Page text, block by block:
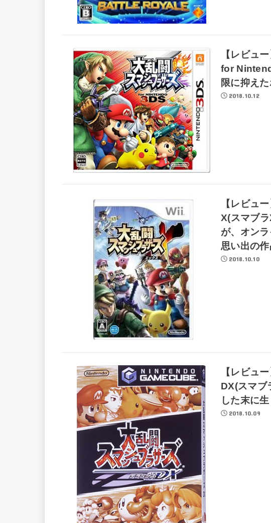
【レビュ
for
限に抑え
2018.10.12
【レビュ
X(スマブ
が、オン
思い出の
2018.10.10
【レビュ
DX(スマブ
した末に
2018.10.09